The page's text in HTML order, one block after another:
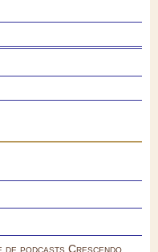
podcasts Crescendo